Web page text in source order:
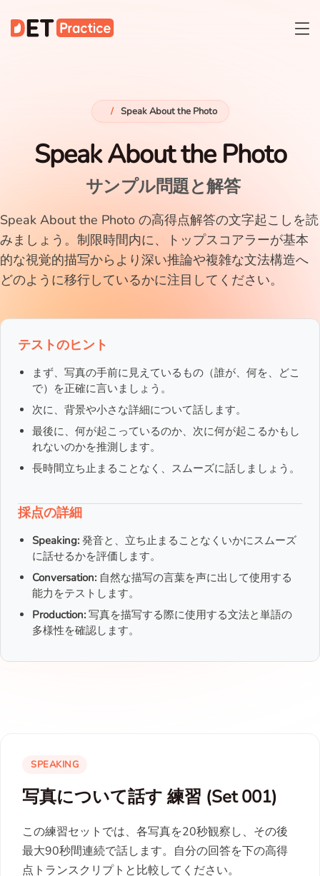
/ Speak About the Photo
Speak About the Photo
サンプル問題と解答
Speak About the Photo の高得点解答の文字起こしを読
みましょう。制限時間内に、トップスコアラーが基本
的な視覚的描写からより深い推論や複雑な文法構造へ
どのように移行しているかに注目してください。
テストのヒント
まず、写真の手前に見えているもの（誰が、何を、どこ
で）を正確に言いましょう。
次に、背景や小さな詳細について話します。
最後に、何が起こっているのか、次に何が起こるかもし
れないのかを推測します。
長時間立ち止まることなく、スムーズに話しましょう。
採点の詳細
Speaking: 発音と、立ち止まることなくいかにスムーズ
に話せるかを評価します。
Conversation: 自然な描写の言葉を声に出して使用する
能力をテストします。
Production: 写真を描写する際に使用する文法と単語の
多様性を確認します。
SPEAKING
写真について話す 練習 (Set 001)
この練習セットでは、各写真を20秒観察し、その後
最大90秒間連続で話します。自分の回答を下の高得
点トランスクリプトと比較してください。